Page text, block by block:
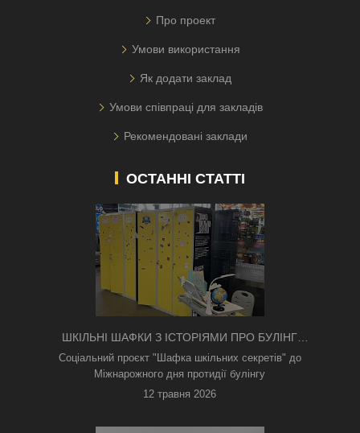
Про проект
Умови використання
Як додати заклад
Умови співпраці для закладів
Рекомендовані заклади
ОСТАННІ СТАТТІ
ШКІЛЬНІ ШАФКИ З ІСТОРІЯМИ ПРО БУЛІНГ
З'ЯВИЛИСЯ В КИЄВІ
Соціальний проєкт "Шафка шкільних секретів" до
Міжнарожного дня протидії булінгу
12 травня 2026